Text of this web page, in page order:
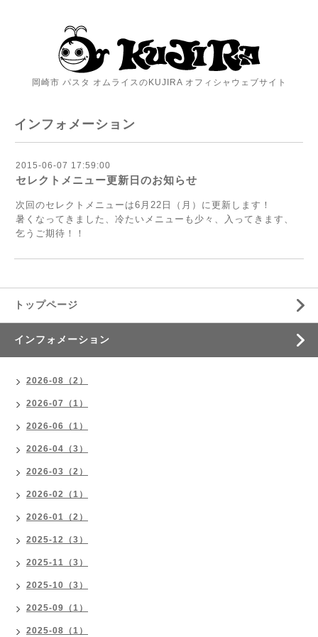
岡崎市 パスタ オムライスのKUJIRA オフィシャウェブサイト
インフォメーション
2015-06-07 17:59:00
セレクトメニュー更新日のお知らせ
次回のセレクトメニューは6月22日（月）に更新します！
暑くなってきました、冷たいメニューも少々、入ってきます、
乞うご期待！！
トップページ
インフォメーション
2026-08（2）
2026-07（1）
2026-06（1）
2026-04（3）
2026-03（2）
2026-02（1）
2026-01（2）
2025-12（3）
2025-11（3）
2025-10（3）
2025-09（1）
2025-08（1）